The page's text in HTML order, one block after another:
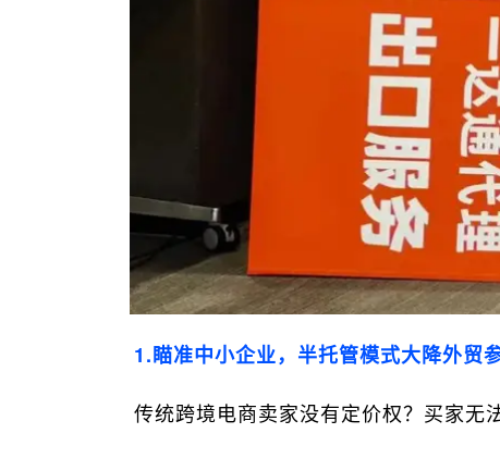
1.瞄准中小企业，半托管模式大降外贸
传统跨境电商卖家没有定价权？买家无